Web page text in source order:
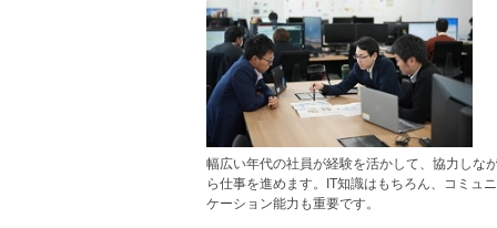
幅広い年代の社員が経験を活かして、協力しな
ら仕事を進めます。IT知識はもちろん、コミュニ
ケーション能力も重要です。